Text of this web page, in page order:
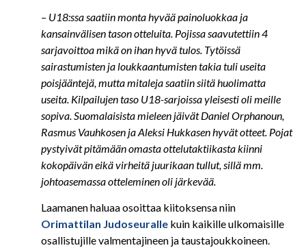
– U18:ssa saatiin monta hyvää painoluokkaa ja
kansainvälisen tason otteluita. Pojissa saavutettiin 4
sarjavoittoa mikä on ihan hyvä tulos. Tytöissä
sairastumisten ja loukkaantumisten takia tuli useita
poisjääntejä, mutta mitaleja saatiin siitä huolimatta
useita. Kilpailujen taso U18-sarjoissa yleisesti oli meille
sopiva. Suomalaisista mieleen jäivät Daniel Orphanoun,
Rasmus Vauhkosen ja Aleksi Hukkasen hyvät otteet. Pojat
pystyivät pitämään omasta ottelutaktiikasta kiinni
kokopäivän eikä virheitä juurikaan tullut, sillä mm.
johtoasemassa otteleminen oli järkevää.
Laamanen haluaa osoittaa kiitoksensa niin
Orimattilan Judoseuralle kuin kaikille ulkomaisille
osallistujille valmentajineen ja taustajoukkoineen.